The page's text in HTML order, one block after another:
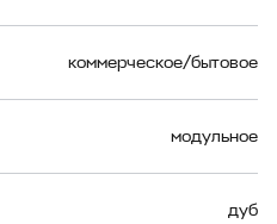
коммерческое/бытовое
модульное
дуб